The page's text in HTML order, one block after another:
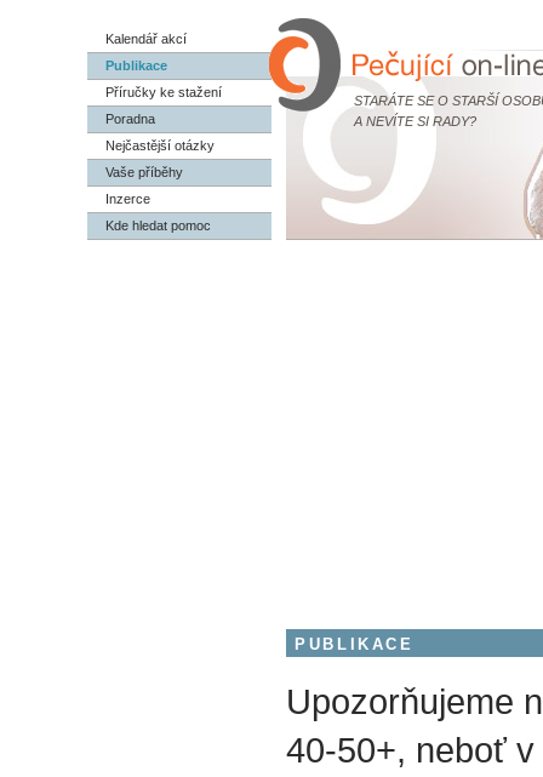
STARÁTE SE O STARŠÍ
A NEVÍTE SI RADY?
Kalendář akcí
Publikace
Příručky ke stažení
Poradna
Nejčastější otázky
Vaše příběhy
Inzerce
Kde hledat pomoc
PUBLIKACE
Upozorňujeme
40-50+, neboť